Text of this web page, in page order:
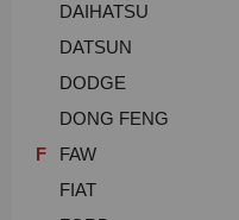
DAIHATSU
DATSUN
DODGE
DONG FENG
F
FAW
FIAT